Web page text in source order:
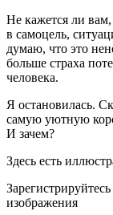
Не кажется ли вам,
в самоцель,
думаю, что это
больше страха
человека.
Я остановилась.
самую уютную
И зачем?
Здесь есть
изображения